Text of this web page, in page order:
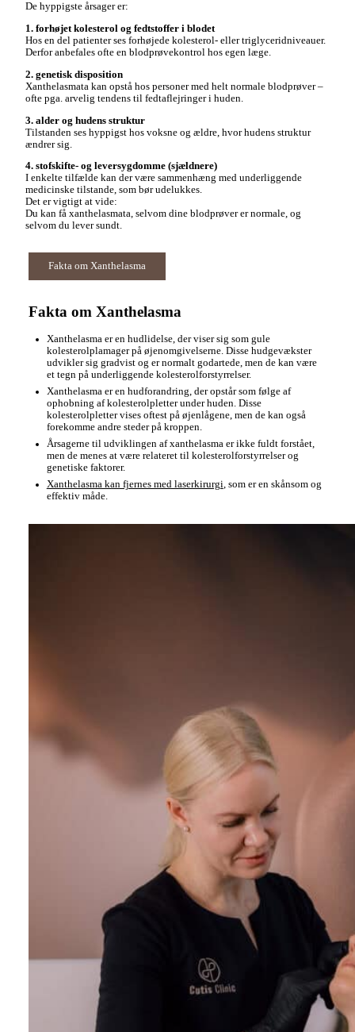
De hyppigste årsager er:
1. forhøjet kolesterol og fedtstoffer i blodet
Hos en del patienter ses forhøjede kolesterol- eller triglyceridniveauer.
Derfor anbefales ofte en blodprøvekontrol hos egen læge.
2. genetisk disposition
Xanthelasmata kan opstå hos personer med helt normale blodprøver –
ofte pga. arvelig tendens til fedtaflejringer i huden.
3. alder og hudens struktur
Tilstanden ses hyppigst hos voksne og ældre, hvor hudens struktur
ændrer sig.
4. stofskifte- og leversygdomme (sjældnere)
I enkelte tilfælde kan der være sammenhæng med underliggende
medicinske tilstande, som bør udelukkes.
Det er vigtigt at vide:
Du kan få xanthelasmata, selvom dine blodprøver er normale, og
selvom du lever sundt.
Fakta om Xanthelasma
Fakta om Xanthelasma
Xanthelasma er en hudlidelse, der viser sig som gule
kolesterolplamager på øjenomgivelserne. Disse hudgevækster
udvikler sig gradvist og er normalt godartede, men de kan være
et tegn på underliggende kolesterolforstyrrelser.
Xanthelasma er en hudforandring, der opstår som følge af
ophobning af kolesterolpletter under huden. Disse
kolesterolpletter vises oftest på øjenlågene, men de kan også
forekomme andre steder på kroppen.
Årsagerne til udviklingen af xanthelasma er ikke fuldt forstået,
men de menes at være relateret til kolesterolforstyrrelser og
genetiske faktorer.
Xanthelasma kan fjernes med laserkirurgi , som er en skånsom og
effektiv måde.